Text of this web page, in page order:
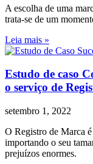
A escolha de uma
trata-se de um
Leia mais »
Estudo de caso
o serviço de
setembro 1, 2022
O Registro de Marca
importando o seu
prejuízos enormes.